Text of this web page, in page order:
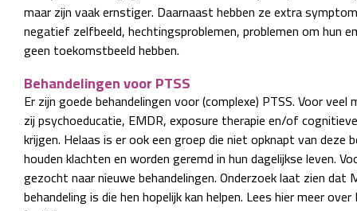
maar zijn vaak ernstiger. Daarnaast hebben ze extra
negatief zelfbeeld, hechtingsproblemen, problemen om hun
geen toekomstbeeld hebben.
Behandelingen voor PTSS
Er zijn goede behandelingen voor (complexe) PTSS. Voor
zij psychoeducatie, EMDR, exposure therapie en/of
krijgen. Helaas is er ook een groep die niet opknapt van deze
houden klachten en worden geremd in hun dagelijkse leven.
gezocht naar nieuwe behandelingen. Onderzoek laat zien dat
behandeling is die hen hopelijk kan helpen. Lees hier meer